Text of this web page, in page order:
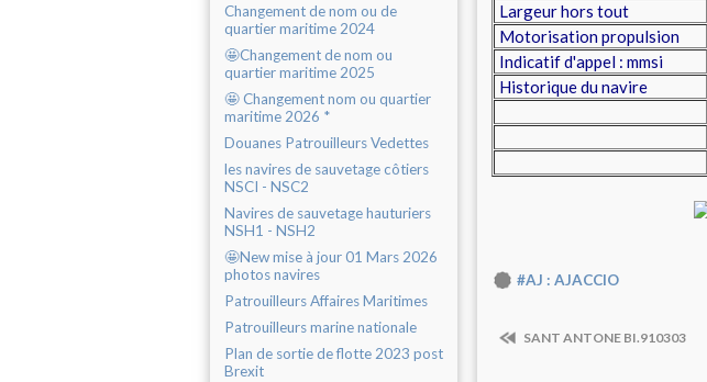
Changement de nom ou de
quartier maritime 2024
🤩Changement de nom ou
quartier maritime 2025
🤩 Changement nom ou quartier
maritime 2026 *
Douanes Patrouilleurs Vedettes
les navires de sauvetage côtiers
NSCI - NSC2
Navires de sauvetage hauturiers
NSH1 - NSH2
🤩New mise à jour 01 Mars 2026
photos navires
Patrouilleurs Affaires Maritimes
Patrouilleurs marine nationale
Plan de sortie de flotte 2023 post
Brexit
Largeur hors tout
Motorisation propulsion
Indicatif d'appel : mmsi
Historique du navire
#AJ : AJACCIO
SANT ANTONE BI.910303